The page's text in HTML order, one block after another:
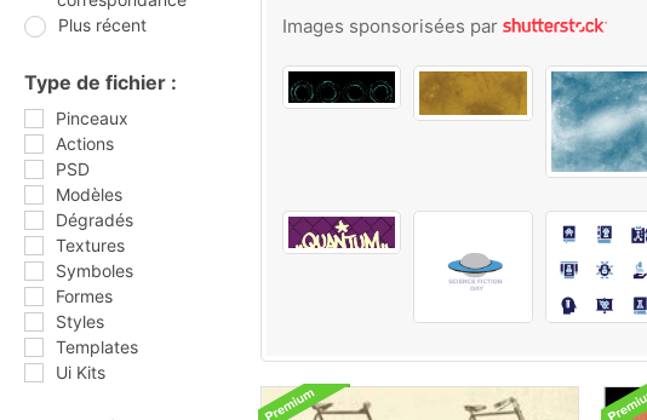
Plus récent
Type de fichier :
Pinceaux
Actions
PSD
Modèles
Dégradés
Textures
Symboles
Formes
Styles
Templates
Ui Kits
Images sponsorisées par